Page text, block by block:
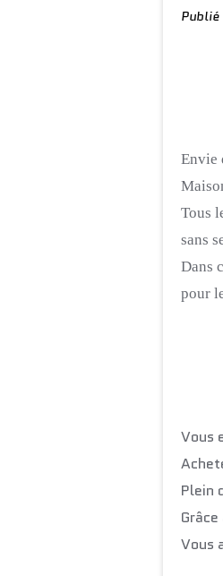
Envie
Tous
sans
Dans
pour
Vous
Plein
Vous